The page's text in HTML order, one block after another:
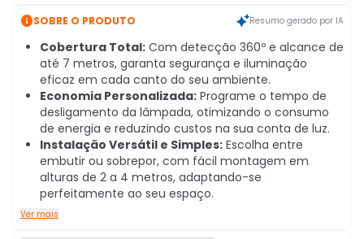
SOBRE O PRODUTO Resumo gerado por IA
Cobertura Total: Com detecção 360º e alcance de
até 7 metros, garanta segurança e iluminação
eficaz em cada canto do seu ambiente.
Economia Personalizada: Programe o tempo de
desligamento da lâmpada, otimizando o consumo
de energia e reduzindo custos na sua conta de luz.
Instalação Versátil e Simples: Escolha entre
embutir ou sobrepor, com fácil montagem em
alturas de 2 a 4 metros, adaptando-se
perfeitamente ao seu espaço.
Ver mais